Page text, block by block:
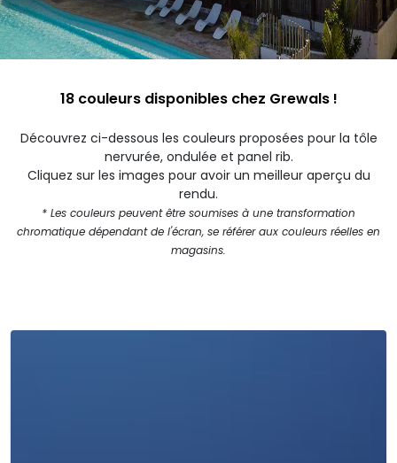
18 couleurs disponibles chez Grewals !
Découvrez ci-dessous les couleurs proposées pour la tôle
nervurée, ondulée et panel rib.
Cliquez sur les images pour avoir un meilleur aperçu du
rendu.
* Les couleurs peuvent être soumises à une transformation
chromatique dépendant de l'écran, se référer aux couleurs réelles en
magasins.